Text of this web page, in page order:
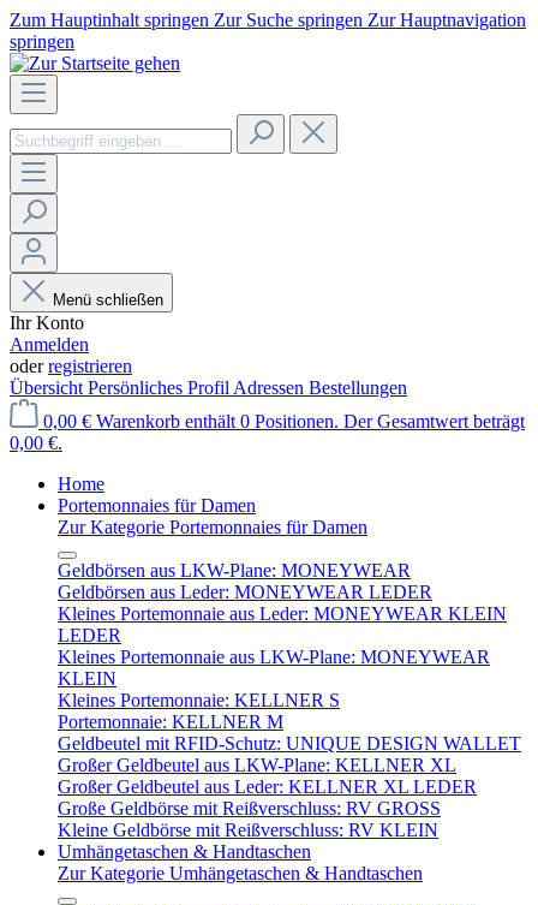
Zum Hauptinhalt springen Zur Suche springen Zur Hauptnavigation
springen
Menü schließen
Ihr Konto
Anmelden
oderregistrieren
Übersicht Persönliches Profil Adressen Bestellungen
0,00 € Warenkorb enthält 0 Positionen. Der Gesamtwert beträgt
0,00 €.
Home
Portemonnaies für Damen
Zur Kategorie Portemonnaies für Damen
Geldbörsen aus LKW-Plane: MONEYWEAR
Geldbörsen aus Leder: MONEYWEAR LEDER
Kleines Portemonnaie aus Leder: MONEYWEAR KLEIN
LEDER
Kleines Portemonnaie aus LKW-Plane: MONEYWEAR
KLEIN
Kleines Portemonnaie: KELLNER S
Portemonnaie: KELLNER M
Geldbeutel mit RFID-Schutz: UNIQUE DESIGN WALLET
Großer Geldbeutel aus LKW-Plane: KELLNER XL
Großer Geldbeutel aus Leder: KELLNER XL LEDER
Große Geldbörse mit Reißverschluss: RV GROSS
Kleine Geldbörse mit Reißverschluss: RV KLEIN
Umhängetaschen & Handtaschen
Zur Kategorie Umhängetaschen & Handtaschen